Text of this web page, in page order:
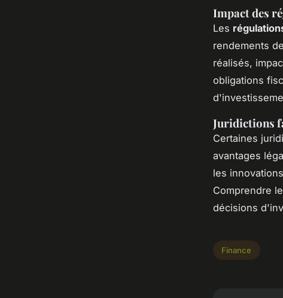
Impact des
Les
rendements
réalisés,
obligations
Juridictions
Certaines
avantages
les
Comprendre
décisions
Finance